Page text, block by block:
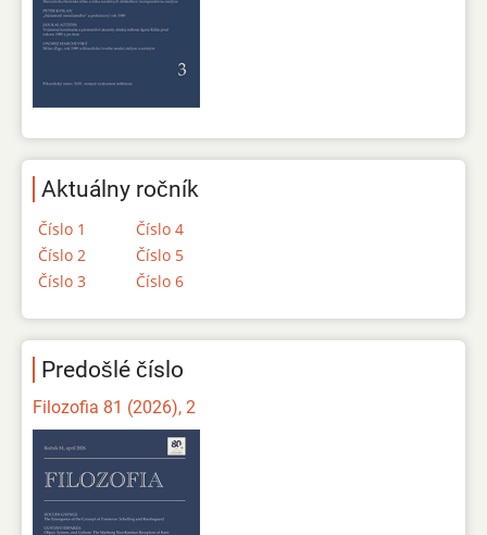
Aktuálny ročník
Číslo 1
Číslo 2
Číslo 3
Číslo 4
Číslo 5
Číslo 6
Predošlé číslo
Filozofia 81 (2026), 2